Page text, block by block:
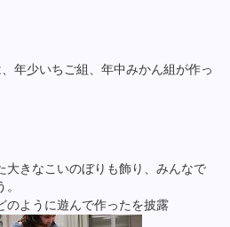
、年少いちご組、年中みかん組が作っ
大きなこいのぼりも飾り、みんなで
のように遊んで作ったを披露